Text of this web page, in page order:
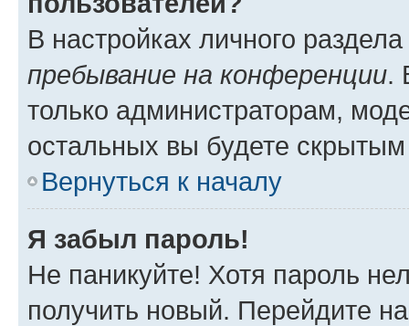
В настройках личного
пребывание на конференции.
только администраторам,
остальных вы будете
Вернуться к началу
Я забыл пароль!
Не паникуйте! Хотя пароль
получить новый. Перейдите